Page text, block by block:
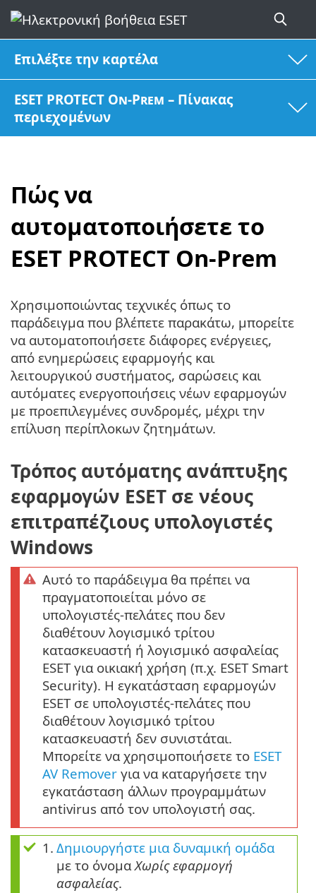
Επιλέξτε την καρτέλα
ESET PROTECT On-Prem – Πίνακας
περιεχομένων
Πώς να
αυτοματοποιήσετε το
ESET PROTECT On-Prem
Χρησιμοποιώντας τεχνικές όπως το
παράδειγμα που βλέπετε παρακάτω, μπορείτε
να αυτοματοποιήσετε διάφορες ενέργειες,
από ενημερώσεις εφαρμογής και
λειτουργικού συστήματος, σαρώσεις και
αυτόματες ενεργοποιήσεις νέων εφαρμογών
με προεπιλεγμένες συνδρομές, μέχρι την
επίλυση περίπλοκων ζητημάτων.
Τρόπος αυτόματης ανάπτυξης
εφαρμογών ESET σε νέους
επιτραπέζιους υπολογιστές
Windows
Αυτό το παράδειγμα θα πρέπει να
πραγματοποιείται μόνο σε
υπολογιστές-πελάτες που δεν
διαθέτουν λογισμικό τρίτου
κατασκευαστή ή λογισμικό ασφαλείας
ESET για οικιακή χρήση (π.χ. ESET Smart
Security). Η εγκατάσταση εφαρμογών
ESET σε υπολογιστές-πελάτες που
διαθέτουν λογισμικό τρίτου
κατασκευαστή δεν συνιστάται.
Μπορείτε να χρησιμοποιήσετε το ESET
AV Remover για να καταργήσετε την
εγκατάσταση άλλων προγραμμάτων
antivirus από τον υπολογιστή σας.
1. Δημιουργήστε μια δυναμική ομάδα
με το όνομαΧωρίς εφαρμογή
ασφαλείας.